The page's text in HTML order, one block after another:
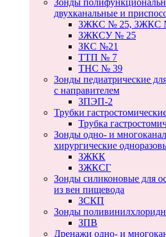
Зонды
двухканальные и
ЗЖКС № 25, ЗЖКС
ЗЖКСУ № 25
ЗКС №21
ТТП № 7
ТНС № 39
Зонды педиатрические
с направителем
ЗПЭП-2
Трубки
Трубка
Зонды одно- и
хирургические
ЗЖКК
ЗЖКСГ
Зонды силиконовые для
из вен пищевода
ЗСКП
Зонды
ЗПВ
Дренажи одно- и